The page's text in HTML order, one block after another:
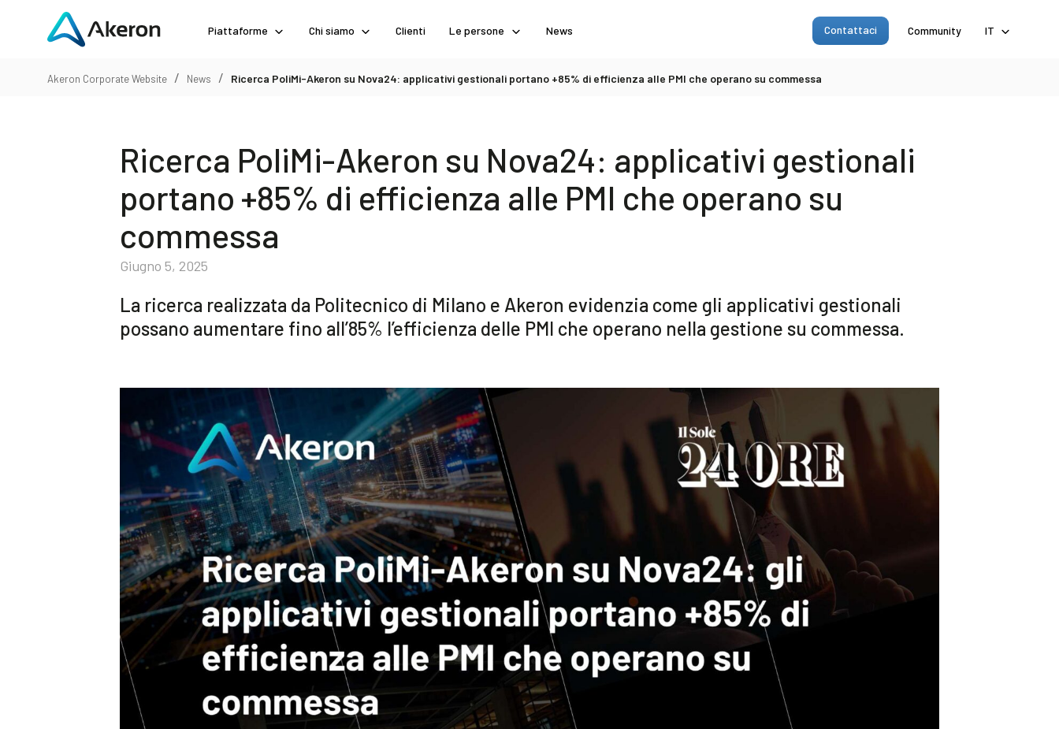
Piattaforme Chi siamo Clienti Le persone News Contattaci Community IT
Akeron Corporate Website / News / Ricerca PoliMi-Akeron su Nova24: applicativi gestionali portano +85% di efficienza alle PMI che operano su commessa
Ricerca PoliMi-Akeron su Nova24: applicativi gestionali
portano +85% di efficienza alle PMI che operano su
commessa
Giugno 5, 2025
La ricerca realizzata da Politecnico di Milano e Akeron evidenzia come gli applicativi gestionali
possano aumentare fino all’85% l’efficienza delle PMI che operano nella gestione su commessa.